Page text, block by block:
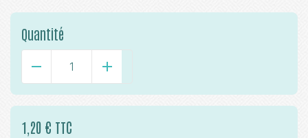
Quantité
- +
1,20 € TTC